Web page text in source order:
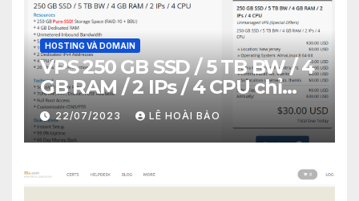
HOSTING VÀ DOMAIN
VPS 250 GB SSD / 5 TB BW / 4
GB RAM / 2 IPs / 4 CPU chỉ
30$/năm
22/07/2023 LÊ HOÀI BẢO